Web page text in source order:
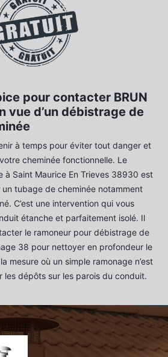
pour contacter BRUN
vue d’un débistrage de
à temps pour éviter tout danger et
cheminée fonctionnelle. Le
à Saint Maurice En Trieves 38930 est
tubage de cheminée notamment
C’est une intervention qui vous
étanche et parfaitement isolé. Il
le ramoneur pour débistrage de
38 pour nettoyer en profondeur le
mesure où un simple ramonage n’est
les dépôts sur les parois du conduit.